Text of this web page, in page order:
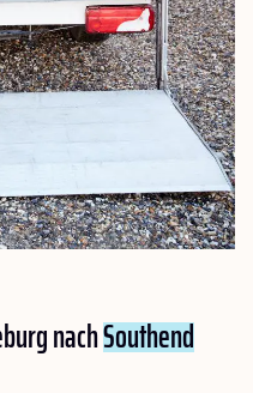
nachSouthend